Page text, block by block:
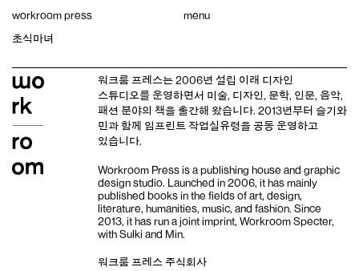
content
workroom press menu
초식마녀
워크룸 프레스는 2006년 설립 이래 디자인
스튜디오를 운영하면서 미술, 디자인, 문학, 인문, 음악,
패션 분야의 책을 출간해 왔습니다. 2013년부터 슬기와
민과 함께 임프린트 작업실유령을 공동 운영하고
있습니다.
Workroom Press is a publishing house and graphic
design studio. Launched in 2006, it has mainly
published books in the fields of art, design,
literature, humanities, music, and fashion. Since
2013, it has run a joint imprint, Workroom Specter,
with Sulki and Min.
워크룸 프레스 주식회사